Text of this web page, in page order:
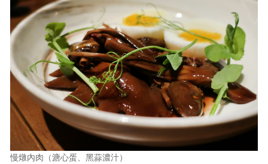
慢燉內肉（溏心蛋、黑蒜濃汁）